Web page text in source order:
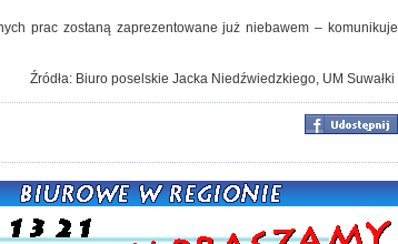
prac zostaną zaprezentowane już niebawem – komunikuje
Źródła: Biuro poselskie Jacka Niedźwiedzkiego, UM Suwałki